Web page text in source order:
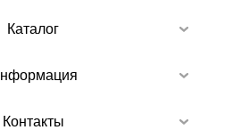
Каталог
Контакты